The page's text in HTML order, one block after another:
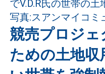
競売プロジェ
ための土地収